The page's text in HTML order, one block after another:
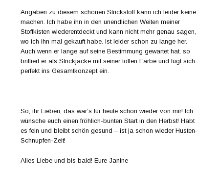
Angaben zu diesem schönen Strickstoff kann ich leider keine
machen. Ich habe ihn in den unendlichen Weiten meiner
Stoffkisten wiederentdeckt und kann nicht mehr genau sagen,
wo ich ihn mal gekauft habe. Ist leider schon zu lange her.
Auch wenn er lange auf seine Bestimmung gewartet hat, so
brilliert er als Strickjacke mit seiner tollen Farbe und fügt sich
perfekt ins Gesamtkonzept ein.
So, ihr Lieben, das war’s für heute schon wieder von mir! Ich
wünsche euch einen fröhlich-bunten Start in den Herbst! Habt
es fein und bleibt schön gesund – ist ja schon wieder Husten-
Schnupfen-Zeit!
Alles Liebe und bis bald! Eure Janine